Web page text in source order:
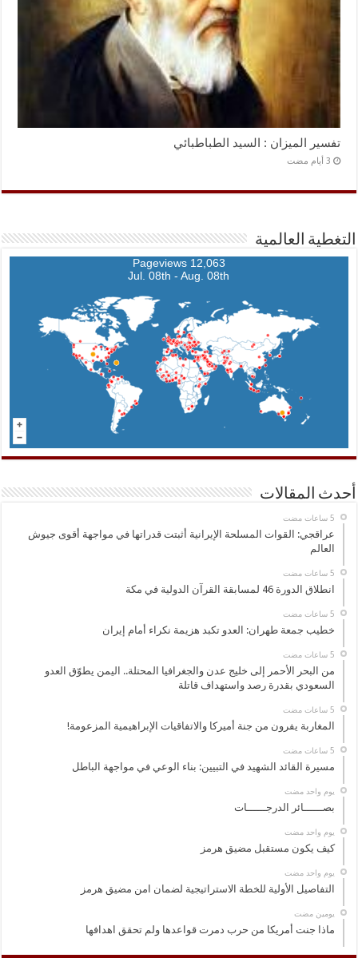
تفسير الميزان : السيد الطباطبائي
التغطية العالمية
12,063 Pageviews
Jul. 08th - Aug. 08th
أحدث المقالات
عراقجي: القوات المسلحة الإيرانية أثبتت قدراتها في مواجهة أقوى جيوش
العالم
انطلاق الدورة 46 لمسابقة القرآن الدولية في مكة
خطيب جمعة طهران: العدو تكبد هزيمة نكراء أمام إيران
من البحر الأحمر إلى خليج عدن والجغرافيا المحتلة.. اليمن يطوّق العدو
السعودي بقدرة رصد واستهداف قاتلة
المغاربة يفرون من جنة أميركا والاتفاقيات الإبراهيمية المزعومة!
مسيرة القائد الشهيد في التبيين: بناء الوعي في مواجهة الباطل
‏يوم واحد مضت
بصــــــائر الدرجــــــات
‏يوم واحد مضت
كيف يكون مستقبل مضيق هرمز
‏يوم واحد مضت
التفاصيل الأولية للخطة الاستراتيجية لضمان امن مضيق هرمز
‏يومين مضت
ماذا جنت أمريكا من حرب دمرت قواعدها ولم تحقق اهدافها